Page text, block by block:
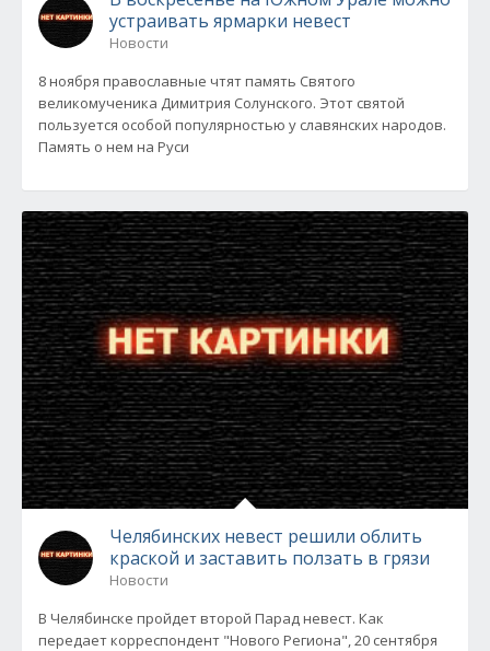
устраивать ярмарки невест
Новости
8 ноября православные чтят память Святого
великомученика Димитрия Солунского. Этот святой
пользуется особой популярностью у славянских народов.
Память о нем на Руси
Челябинских невест решили облить
краской и заставить ползать в грязи
Новости
В Челябинске пройдет второй Парад невест. Как
передает корреспондент "Нового Региона", 20 сентября